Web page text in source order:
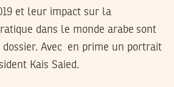
et leur impact sur la
dans le monde arabe sont
Avec en prime un portrait
Kais Saied.